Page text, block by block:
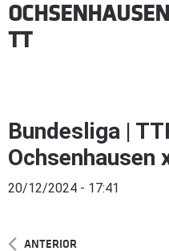
TT
Bundesliga |
Ochsenhausen
20/12/2024 - 17:41
ANTERIOR